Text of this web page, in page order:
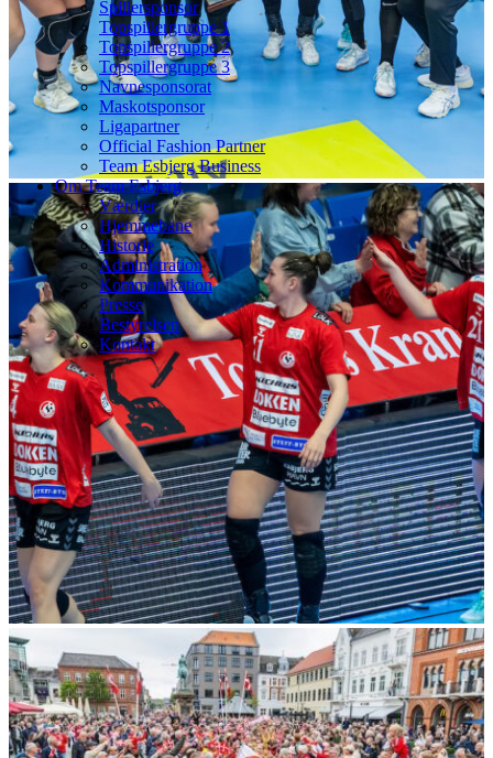
Spillersponsor
Topspillergruppe 1
Topspillergruppe 2
Topspillergruppe 3
Navnesponsorat
Maskotsponsor
Ligapartner
Official Fashion Partner
Team Esbjerg Business
Om Team Esbjerg
Værdier
Hjemmebane
Historie
Administration
Kommunikation
Presse
Bestyrelsen
Kontakt